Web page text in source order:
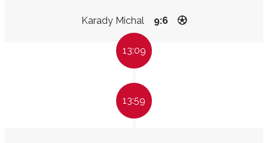
Karady Michal 9:6
13:09
13:59